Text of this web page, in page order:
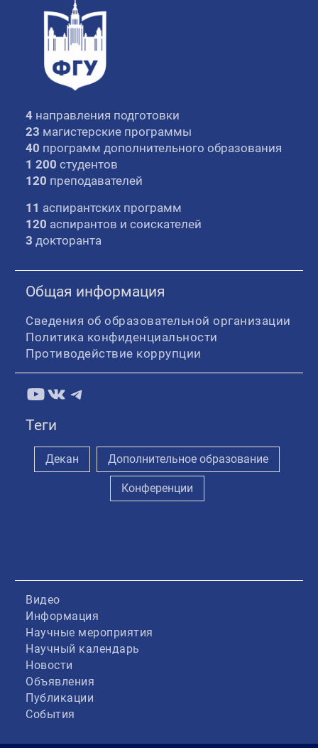
4 направления подготовки
23 магистерские программы
40 программ дополнительного образования
1 200 студентов
120 преподавателей
11 аспирантских программ
120 аспирантов и соискателей
3 докторанта
Общая информация
Сведения об образовательной организации
Политика конфиденциальности
Противодействие коррупции
YouTube
ВКонтакте
Telegram
Теги
Декан Дополнительное образование
Конференции
Видео
Информация
Научные мероприятия
Научный календарь
Новости
Объявления
Публикации
События